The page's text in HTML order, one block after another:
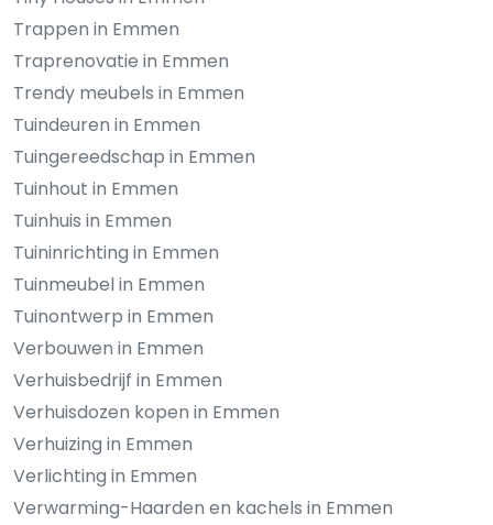
Trappen in Emmen
Traprenovatie in Emmen
Trendy meubels in Emmen
Tuindeuren in Emmen
Tuingereedschap in Emmen
Tuinhout in Emmen
Tuinhuis in Emmen
Tuininrichting in Emmen
Tuinmeubel in Emmen
Tuinontwerp in Emmen
Verbouwen in Emmen
Verhuisbedrijf in Emmen
Verhuisdozen kopen in Emmen
Verhuizing in Emmen
Verlichting in Emmen
Verwarming-Haarden en kachels in Emmen